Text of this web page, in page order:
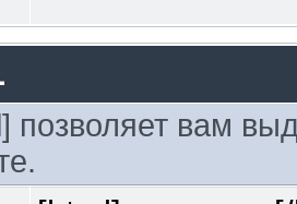
echo
}
позволяет вам